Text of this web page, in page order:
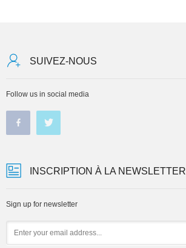
SUIVEZ-NOUS
Follow us in social media
INSCRIPTION À LA NEWSLETTER
Sign up for newsletter